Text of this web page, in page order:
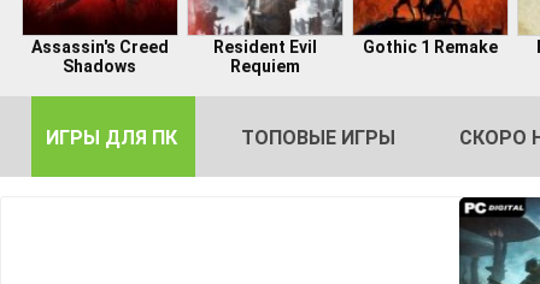
Assassin's Creed
Shadows
Resident Evil
Requiem
Gothic 1 Remake
ИГРЫ ДЛЯ ПК ТОПОВЫЕ ИГРЫ СКОРО